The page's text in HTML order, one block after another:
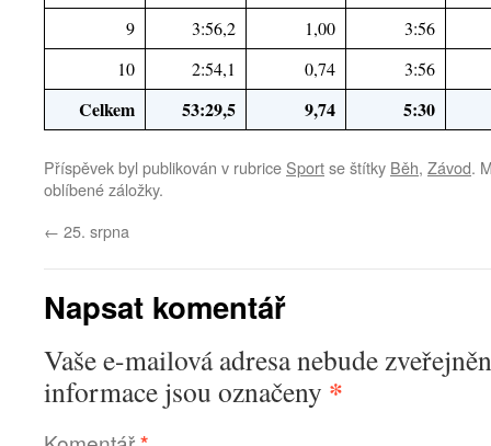
9
3:56,2 1,00
3:56
10
2:54,1 0,74 3:56
Celkem 53:29,5 9,74 5:30
Příspěvek byl publikován v rubrice Sportse štítky Běh, Závod.
oblíbené záložky.
← 25. srpna
Napsat komentář
Vaše e-mailová adresa nebude
informace jsou označeny *